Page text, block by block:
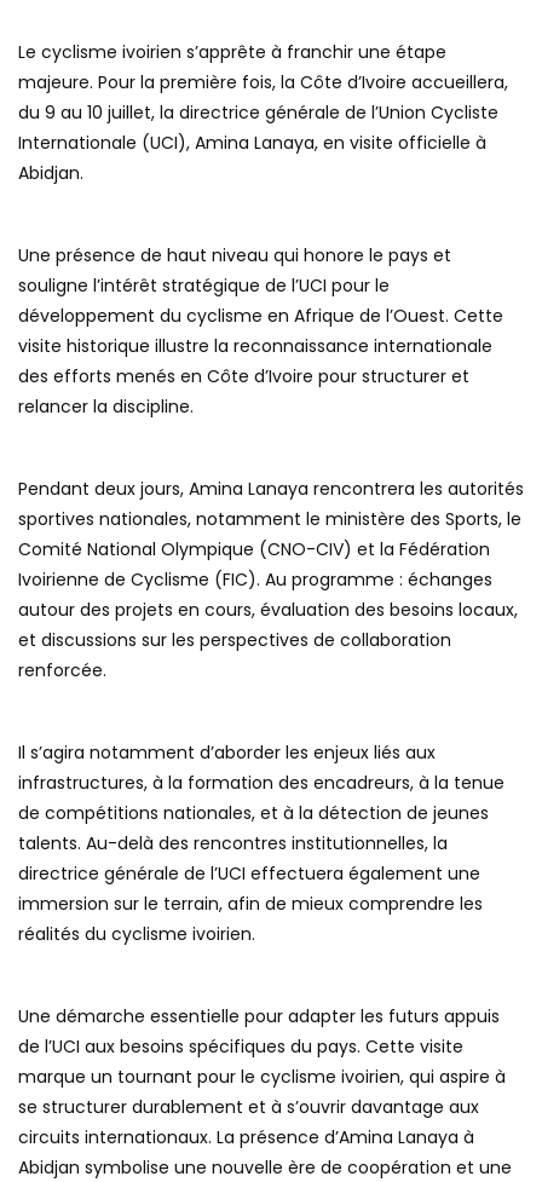
Le cyclisme ivoirien s’apprête à franchir une étape
majeure. Pour la première fois, la Côte d’Ivoire accueillera,
du 9 au 10 juillet, la directrice générale de l’Union Cycliste
Internationale (UCI), Amina Lanaya, en visite officielle à
Abidjan.
Une présence de haut niveau qui honore le pays et
souligne l’intérêt stratégique de l’UCI pour le
développement du cyclisme en Afrique de l’Ouest. Cette
visite historique illustre la reconnaissance internationale
des efforts menés en Côte d’Ivoire pour structurer et
relancer la discipline.
Pendant deux jours, Amina Lanaya rencontrera les autorités
sportives nationales, notamment le ministère des Sports, le
Comité National Olympique (CNO-CIV) et la Fédération
Ivoirienne de Cyclisme (FIC). Au programme : échanges
autour des projets en cours, évaluation des besoins locaux,
et discussions sur les perspectives de collaboration
renforcée.
Il s’agira notamment d’aborder les enjeux liés aux
infrastructures, à la formation des encadreurs, à la tenue
de compétitions nationales, et à la détection de jeunes
talents. Au-delà des rencontres institutionnelles, la
directrice générale de l’UCI effectuera également une
immersion sur le terrain, afin de mieux comprendre les
réalités du cyclisme ivoirien.
Une démarche essentielle pour adapter les futurs appuis
de l’UCI aux besoins spécifiques du pays. Cette visite
marque un tournant pour le cyclisme ivoirien, qui aspire à
se structurer durablement et à s’ouvrir davantage aux
circuits internationaux. La présence d’Amina Lanaya à
Abidjan symbolise une nouvelle ère de coopération et une